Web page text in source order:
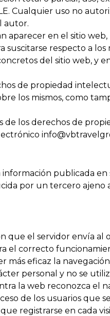
Cualquier uso no
autor.
aparecer en el sitio
respecto a los
del sitio web, y
de propiedad
los mismos, como
los derechos de
publicada
por un tercero ajeno
que el servidor envía al
el correcto
eficaz la
personal y no se
la web reconozca el
de los usuarios que
registrarse en cada